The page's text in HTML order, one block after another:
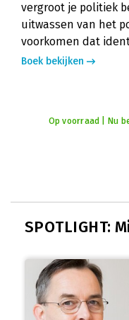
vergroot je politiek
uitwassen van het
voorkomen dat
Boek bekijken
Op voorraad | Nu
SPOTLIGHT: